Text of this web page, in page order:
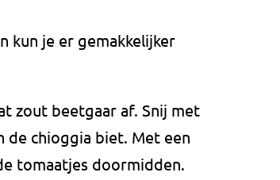
kun je er gemakkelijker
zout beetgaar af. Snij met
de chioggia biet. Met een
tomaatjes doormidden.